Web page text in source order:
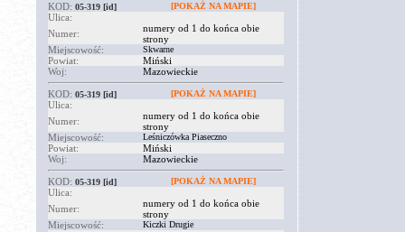
KOD: 05-319 [id] [POKAŻ NA MAPIE]
Ulica:
Numer:
numery od 1 do końca obie
strony
Miejscowość:
Skwarne
Powiat:
Miński
Woj:
Mazowieckie
KOD: 05-319 [id] [POKAŻ NA MAPIE]
Ulica:
Numer:
numery od 1 do końca obie
strony
Miejscowość:
Leśniczówka Piaseczno
Powiat:
Miński
Woj:
Mazowieckie
KOD: 05-319 [id] [POKAŻ NA MAPIE]
Ulica:
Numer:
numery od 1 do końca obie
strony
Miejscowość:
Kiczki Drugie